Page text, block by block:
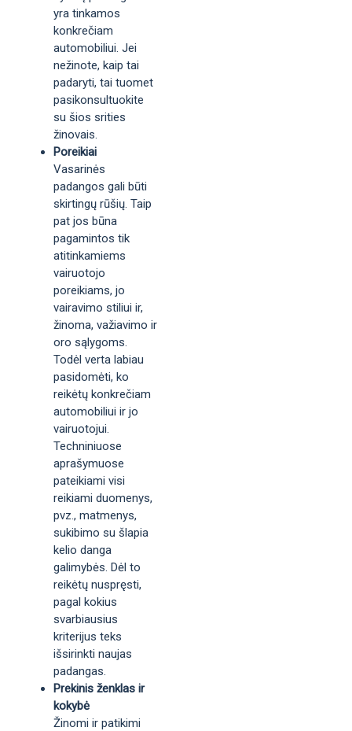
yra tinkamos
konkrečiam
automobiliui. Jei
nežinote, kaip tai
padaryti, tai tuomet
pasikonsultuokite
su šios srities
žinovais.
Poreikiai
Vasarinės
padangos gali būti
skirtingų rūšių. Taip
pat jos būna
pagamintos tik
atitinkamiems
vairuotojo
poreikiams, jo
vairavimo stiliui ir,
žinoma, važiavimo ir
oro sąlygoms.
Todėl verta labiau
pasidomėti, ko
reikėtų konkrečiam
automobiliui ir jo
vairuotojui.
Techniniuose
aprašymuose
pateikiami visi
reikiami duomenys,
pvz., matmenys,
sukibimo su šlapia
kelio danga
galimybės. Dėl to
reikėtų nuspręsti,
pagal kokius
svarbiausius
kriterijus teks
išsirinkti naujas
padangas.
Prekinis ženklas ir
kokybė
Žinomi ir patikimi